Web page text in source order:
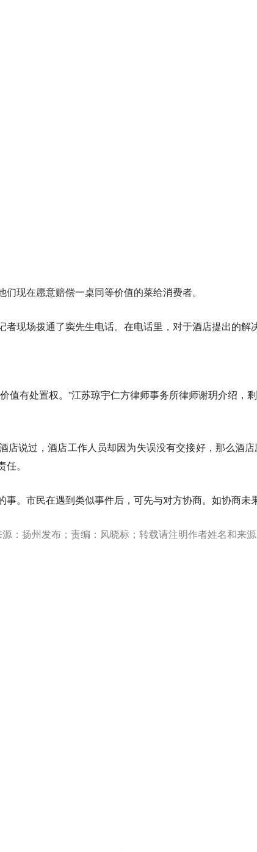
现在愿意赔偿一桌同等价值的菜给消费者。
现场拨通了窦先生电话。在电话里，对于酒店提出的解
值有处置权。”江苏琼宇仁方律师事务所律师谢玥介绍
店说过，酒店工作人员却因为失误没有交接好，那么酒
。
。市民在遇到类似事件后，可先与对方协商。如协商未
源：扬州发布；责编：风晓标；转载请注明作者姓名和